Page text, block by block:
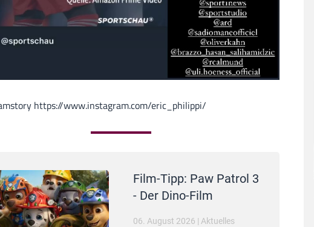
https://www.instagram.com/eric_philippi/
Film-Tipp: Paw Patrol 3
- Der Dino-Film
06. August 2026 | Aktuelles